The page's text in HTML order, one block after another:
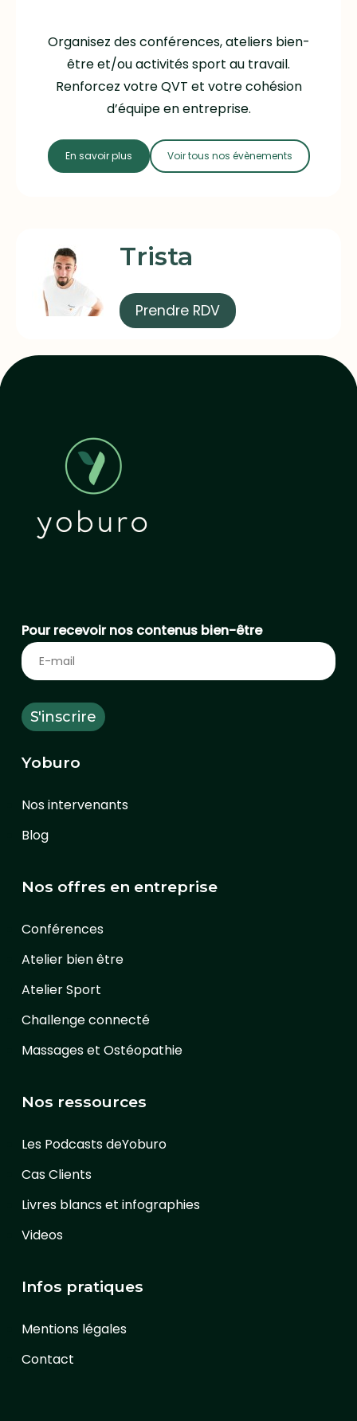
Organisez des conférences, ateliers bien-
être et/ou activités sport au travail.
Renforcez votre QVT et votre cohésion
d’équipe en entreprise.
En savoir plus Voir tous nos évènements
Trista
Prendre RDV
Pour recevoir nos contenus bien-être
Yoburo
Nos intervenants
Blog
Nos offres en entreprise
Conférences
Atelier bien être
Atelier Sport
Challenge connecté
Massages et Ostéopathie
Nos ressources
Les Podcasts deYoburo
Cas Clients
Livres blancs et infographies
Videos
Infos pratiques
Mentions légales
Contact